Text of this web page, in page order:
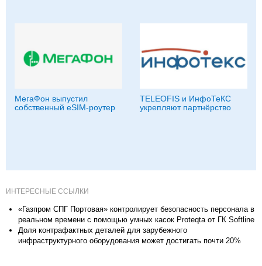
МегаФон выпустил
собственный eSIM-роутер
TELEOFIS и ИнфоТеКС
укрепляют партнёрство
ИНТЕРЕСНЫЕ ССЫЛКИ
«Газпром СПГ Портовая» контролирует безопасность персонала в
реальном времени с помощью умных касок Proteqta от ГК Softline
Доля контрафактных деталей для зарубежного
инфраструктурного оборудования может достигать почти 20%